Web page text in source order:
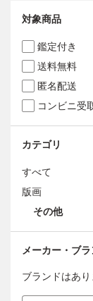
対象商品
鑑定付き
送料無料
匿名配送
コンビニ受
カテゴリ
すべて
版画
その他
メーカー・ブラ
ブランドはあり